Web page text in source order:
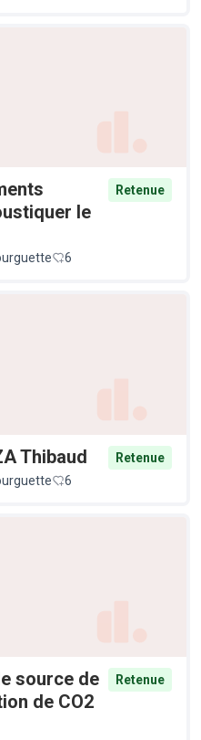
le
Retenue
6
Thibaud
Retenue
6
source de
de CO2
Retenue